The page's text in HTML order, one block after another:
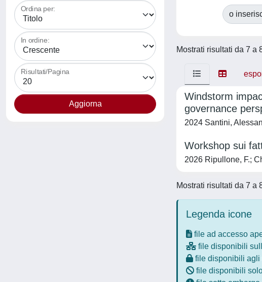
Ordina per:
In ordine:
Risultati/Pagina
o
Mostrati risultati da 7 a
Windstorm
governance
2024 Santini,
Workshop sui
2026 Ripullone, F.;
Mostrati risultati da 7 a
Legenda icone
file ad accesso
file disponibili
file disponibili agli
file disponibili